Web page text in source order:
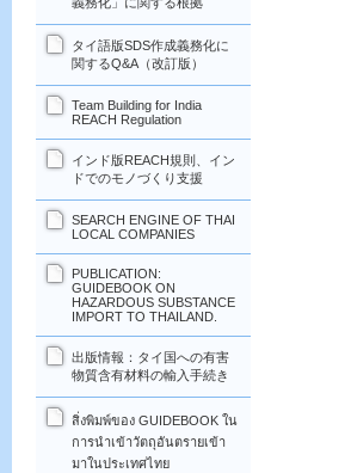
タイ語版SDS作成義務化に
関するQ&A（改訂版）
Team Building for India
REACH Regulation
インド版REACH規則、イン
ドでのモノづくり支援
SEARCH ENGINE OF THAI
LOCAL COMPANIES
PUBLICATION:
GUIDEBOOK ON
HAZARDOUS SUBSTANCE
IMPORT TO THAILAND.
出版情報：タイ国への有害
物質含有材料の輸入手続き
สิ่งพิมพ์ของ GUIDEBOOK ใน
การนำเข้าวัตถุอันตรายเข้า
มาในประเทศไทย